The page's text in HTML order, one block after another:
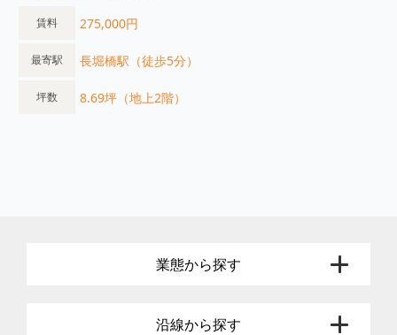
賃料 275,000円
最寄駅 長堀橋駅（徒歩5分）
坪数 8.69坪（地上2階）
業態から探す
沿線から探す